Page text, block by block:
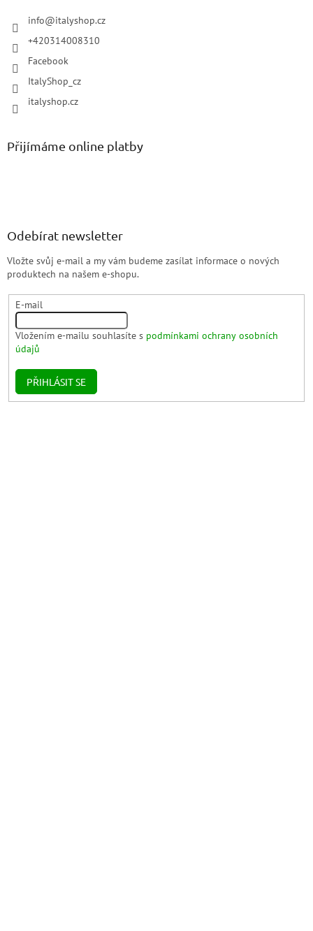
info@italyshop.cz
+420314008310
Facebook
ItalyShop_cz
italyshop.cz
Přijímáme online platby
Odebírat newsletter
Vložte svůj e-mail a my vám budeme zasílat informace o nových
produktech na našem e-shopu.
E-mail
Vložením e-mailu souhlasíte s podmínkami ochrany osobních
údajů
PŘIHLÁSIT SE